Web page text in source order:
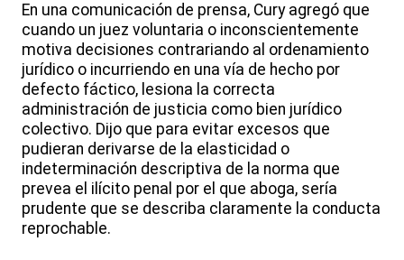
En una comunicación de prensa, Cury agregó que
cuando un juez voluntaria o inconscientemente
motiva decisiones contrariando al ordenamiento
jurídico o incurriendo en una vía de hecho por
defecto fáctico, lesiona la correcta
administración de justicia como bien jurídico
colectivo. Dijo que para evitar excesos que
pudieran derivarse de la elasticidad o
indeterminación descriptiva de la norma que
prevea el ilícito penal por el que aboga, sería
prudente que se describa claramente la conducta
reprochable.